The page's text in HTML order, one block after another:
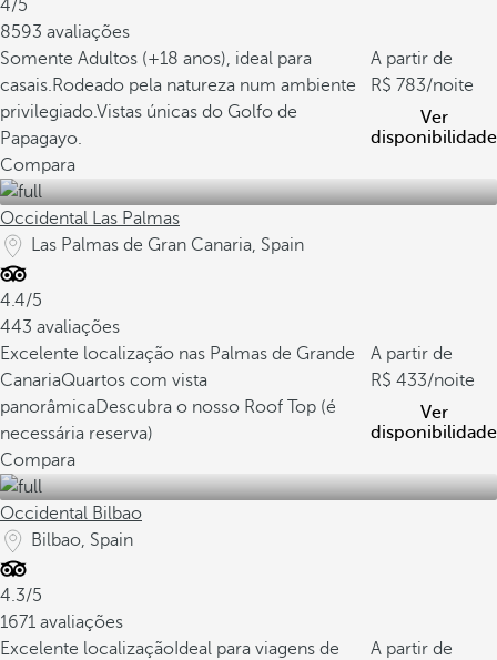
4/5
8593 avaliações
Somente Adultos (+18 anos), ideal para
casais.Rodeado pela natureza num ambiente
privilegiado.Vistas únicas do Golfo de
Papagayo.
A partir de
783/noite
Ver
disponibilidade
Compara
Occidental Las Palmas
Las Palmas de Gran Canaria, Spain
4.4/5
443 avaliações
Excelente localização nas Palmas de Grande
CanariaQuartos com vista
panorâmicaDescubra o nosso Roof Top (é
necessária reserva)
A partir de
433/noite
Ver
disponibilidade
Compara
Occidental Bilbao
Bilbao, Spain
4.3/5
1671 avaliações
Excelente localização Ideal para viagens de
A partir de